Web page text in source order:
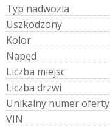
Typ nadwozia
Uszkodzony
Kolor
Napęd
Liczba miejsc
Liczba drzwi
Unikalny numeroferty
VIN